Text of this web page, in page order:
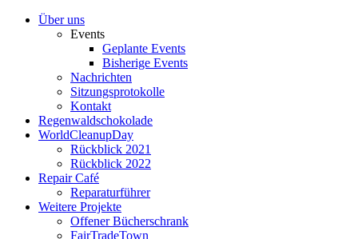
Über uns
Events
Geplante Events
Bisherige Events
Nachrichten
Sitzungsprotokolle
Kontakt
Regenwaldschokolade
WorldCleanupDay
Rückblick 2021
Rückblick 2022
Repair Café
Reparaturführer
Weitere Projekte
Offener Bücherschrank
FairTradeTown